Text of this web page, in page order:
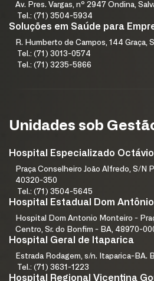
Av. Pres. Vargas, nº 2947 Ondina,
Tel.: (71) 3504-5934
Soluções em Saúde para
R. Humberto de Campos, 144 Graça,
Tel.: (71) 3013-0574
Tel.: (71) 3235-5866
Unidades sob
Hospital Especializado
Praça Conselheiro João Alfredo, S/N
40320-350
Tel.: (71) 3504-5645
Hospital Estadual Dom
Hospital Dom Antonio Monteiro -
Centro, Sr. do Bonfim - BA, 48970-
Hospital Geral de Itaparica
Estrada Rodagem, s/n. Itaparica-BA.
Tel.: (71) 3631-1223
Hospital Regional Vicentina